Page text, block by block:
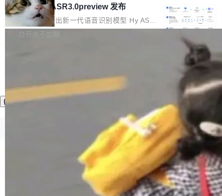
理解大规模代码仓时面临显著"代码仓理解"瓶
颈。 代码仓深度理解服务（以下简称" CodeBas
e深度理解服务"）是华为云码道（CodeA...
数据。2024年9月3日下午4点，他使用此前登录
的账号密码进入A集群，输入了一条被程序员圈
称为"删库跑路"的命令——最高管理员权限、无
oE 架构的大模型，好用到让人上瘾，但 GPU 显
存永远不够用。 Cloudflare 的 Workers AI 团队
一直在跑这些模型的推理。他们在官方博客上发
整性保护。效果是：吞吐量提升 41%，每 token
成本降低 30%，精度不变。 FP8 省的不仅是显
存 KV cache 是推理时最吃显...
腾讯混元 Hy ASR3.0preview 发布
腾讯混元正式推出新一代语音识别模型 Hy ASR
3.0preview。基于最新一代大语言模型 Hy3 的
让语音识别不再只是听清，而是真正听懂。通过
先理解你的语境和意图，再把准确的文字直接给
到你。从“逐字转写、单点优化”演进为“理解语
境、兼容场景、一键直出”。 Hy ASR 3.0 previe
w 不要求标准普通话，方言识别覆盖粤语、吴语
等 10 大方言片区和 20 余个二级小片区。在开
源评测集中，Hy ASR 3.0 preview 在多语种的
白开水不加糖
©OSCHINA(OSChina.NET) 京ICP备2025119063号